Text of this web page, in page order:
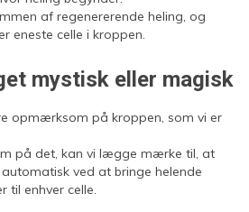
af regenererende heling, og
eneste celle i kroppen.
mystisk eller magisk
opmærksom på kroppen, som vi er
på det, kan vi lægge mærke til, at
ved at bringe helende
til enhver celle.